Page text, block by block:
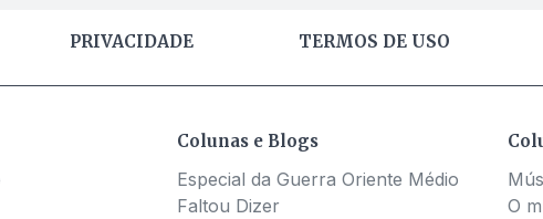
PRIVACIDADE TERMOS DE USO
Colunas e Blogs
Especial da Guerra Oriente Médio
Faltou Dizer
O